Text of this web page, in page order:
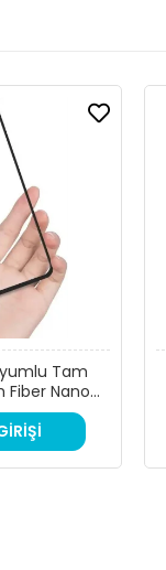
Tam
Fiber Nano